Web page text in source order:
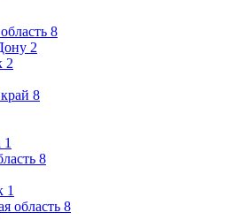
8
2
2
8
1
8
1
область 8